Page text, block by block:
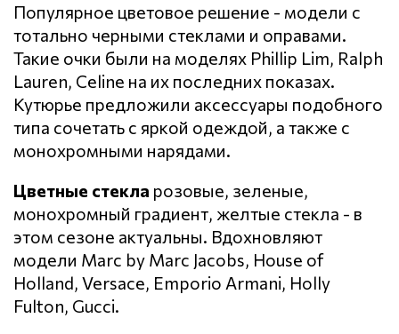
Популярное цветовое решение - модели с
тотально черными стеклами и оправами.
Такие очки были на моделях Phillip Lim, Ralph
Lauren, Celine на их последних показах.
Кутюрье предложили аксессуары подобного
типа сочетать с яркой одеждой, а также с
монохромными нарядами.
Цветные стекла розовые, зеленые,
монохромный градиент, желтые стекла - в
этом сезоне актуальны. Вдохновляют
модели Marc by Marc Jacobs, House of
Holland, Versace, Emporio Armani, Holly
Fulton, Gucci.